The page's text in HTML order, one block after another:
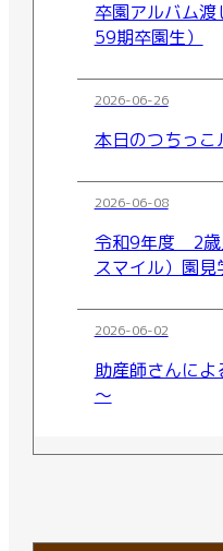
卒園アルバム
59期卒園生）
2026-06-26
本日のつちっこ
2026-06-08
令和9年度 2歳
スマイル）園見
2026-06-02
助産師さんに
～